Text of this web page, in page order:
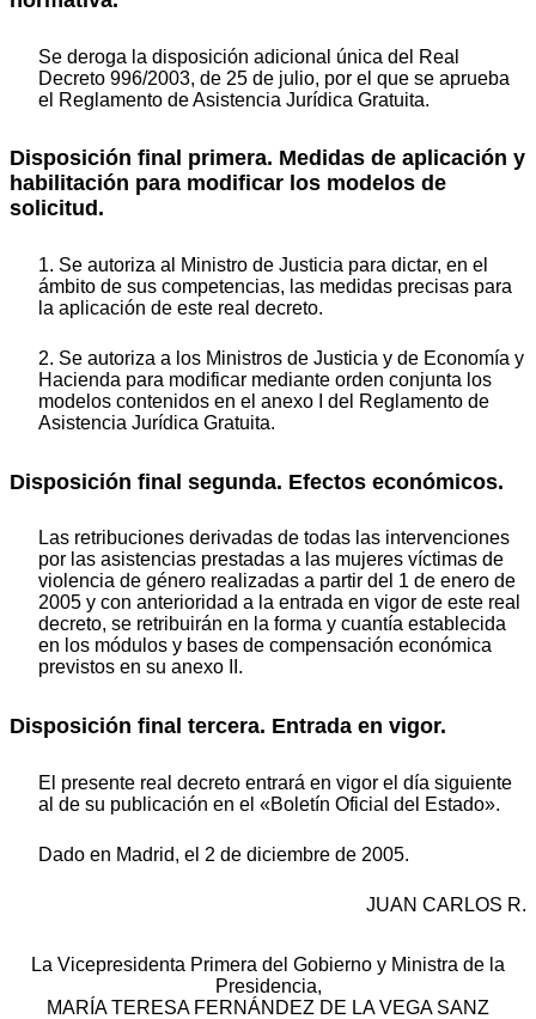
Se deroga la disposición adicional única del Real
Decreto 996/2003, de 25 de julio, por el que se aprueba
el Reglamento de Asistencia Jurídica Gratuita.
Disposición final primera. Medidas de aplicación y
habilitación para modificar los modelos de
solicitud.
1. Se autoriza al Ministro de Justicia para dictar, en el
ámbito de sus competencias, las medidas precisas para
la aplicación de este real decreto.
2. Se autoriza a los Ministros de Justicia y de Economía y
Hacienda para modificar mediante orden conjunta los
modelos contenidos en el anexo I del Reglamento de
Asistencia Jurídica Gratuita.
Disposición final segunda. Efectos económicos.
Las retribuciones derivadas de todas las intervenciones
por las asistencias prestadas a las mujeres víctimas de
violencia de género realizadas a partir del 1 de enero de
2005 y con anterioridad a la entrada en vigor de este real
decreto, se retribuirán en la forma y cuantía establecida
en los módulos y bases de compensación económica
previstos en su anexo II.
Disposición final tercera. Entrada en vigor.
El presente real decreto entrará en vigor el día siguiente
al de su publicación en el «Boletín Oficial del Estado».
Dado en Madrid, el 2 de diciembre de 2005.
JUAN CARLOS R.
La Vicepresidenta Primera del Gobierno y Ministra de la
Presidencia,
MARÍA TERESA FERNÁNDEZ DE LA VEGA SANZ